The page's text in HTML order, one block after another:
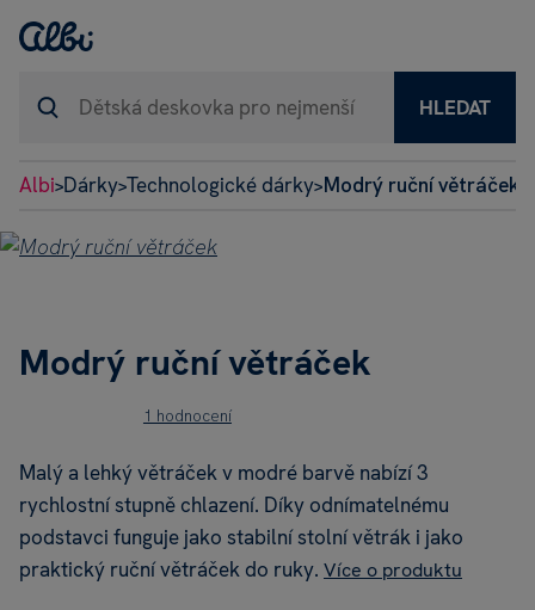
HLEDAT
Albi>Dárky>Technologické dárky>Modrý ruční větráček
Modrý ruční větráček
1 hodnocení
Malý a lehký větráček v modré barvě nabízí 3
rychlostní stupně chlazení. Díky odnímatelnému
podstavci funguje jako stabilní stolní větrák i jako
praktický ruční větráček do ruky. Více o produktu